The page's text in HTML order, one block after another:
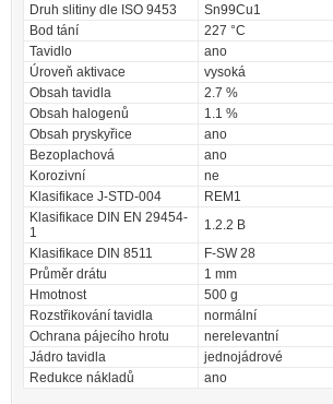
Druh slitiny dle ISO 9453
Sn99Cu1
Bod tání
227 °C
Tavidlo
ano
Úroveň aktivace
vysoká
Obsah tavidla
2.7 %
Obsah halogenů
1.1 %
Obsah pryskyřice
ano
Bezoplachová
ano
Korozivní
ne
Klasifikace J-STD-004
REM1
Klasifikace DIN EN 29454-
1
1.2.2 B
Klasifikace DIN 8511
F-SW 28
Průměr drátu
1 mm
Hmotnost
500 g
Rozstřikování tavidla
normální
Ochrana pájecího hrotu
nerelevantní
Jádro tavidla
jednojádrové
Redukce nákladů
ano